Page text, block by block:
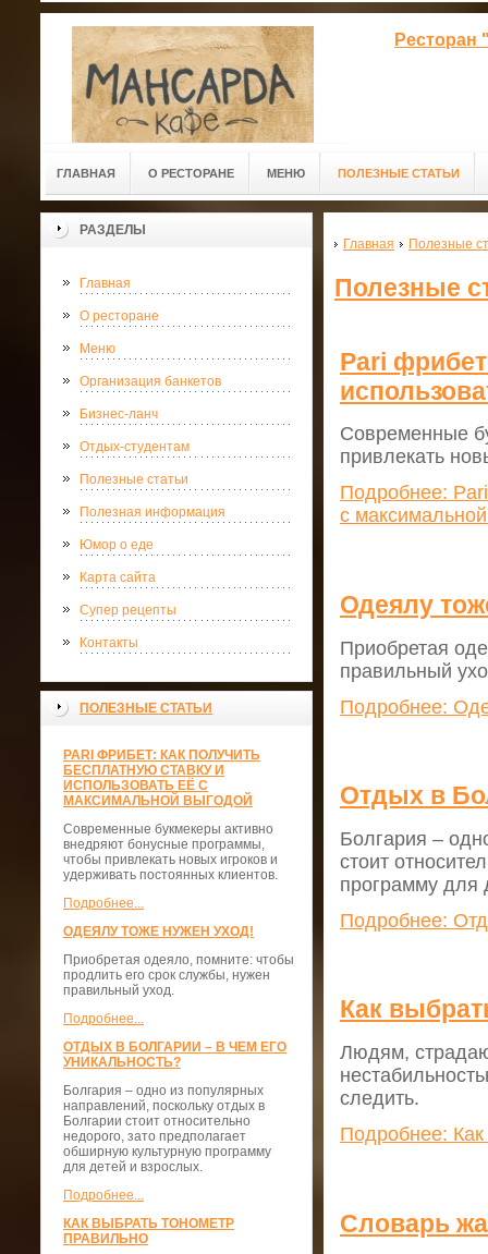
Ресторан
ГЛАВНАЯ О РЕСТОРАНЕ МЕНЮ ПОЛЕЗНЫЕ СТАТЬИ
РАЗДЕЛЫ
Главная
О ресторане
Меню
Организация банкетов
Бизнес-ланч
Отдых-студентам
Полезные статьи
Полезная информация
Юмор о еде
Карта сайта
Супер рецепты
Контакты
ПОЛЕЗНЫЕ СТАТЬИ
PARI ФРИБЕТ: КАК ПОЛУЧИТЬ
БЕСПЛАТНУЮ СТАВКУ И
ИСПОЛЬЗОВАТЬ ЕЁ С
МАКСИМАЛЬНОЙ ВЫГОДОЙ
Современные букмекеры активно
внедряют бонусные программы,
чтобы привлекать новых игроков и
удерживать постоянных клиентов.
Подробнее...
ОДЕЯЛУ ТОЖЕ НУЖЕН УХОД!
Приобретая одеяло, помните: чтобы
продлить его срок службы, нужен
правильный уход.
Подробнее...
ОТДЫХ В БОЛГАРИИ – В ЧЕМ ЕГО
УНИКАЛЬНОСТЬ?
Болгария – одно из популярных
направлений, поскольку отдых в
Болгарии стоит относительно
недорого, зато предполагает
обширную культурную программу
для детей и взрослых.
Подробнее...
КАК ВЫБРАТЬ ТОНОМЕТР
ПРАВИЛЬНО
Главная Полезные
Полезные
Pari
Современные
привлекать
Подробнее:
с
Одеялу
Приобретая
правильный
Подробнее:
Отдых в
Болгария –
стоит
программу для
Подробнее:
Как
Людям,
следить.
Подробнее:
Словарь